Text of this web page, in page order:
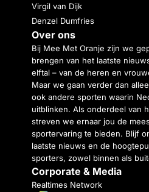
Virgil van Dijk
Denzel Dumfries
Over ons
Bij Mee Met Oranje zijn we
brengen van het laatste
elftal – van de heren en
Maar we gaan verder dan
ook andere sporten waarin
uitblinken. Als onderdeel van
streven we ernaar jou de
sportervaring te bieden. Blijf
laatste nieuws en de
sporters, zowel binnen als
Corporate & Media
Realtimes Network